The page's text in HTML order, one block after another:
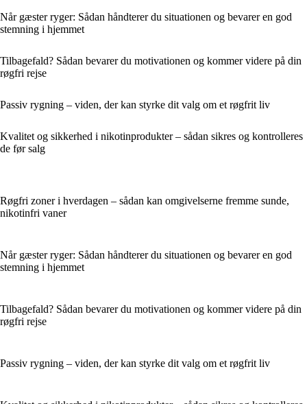
Når gæster ryger: Sådan håndterer du situationen og bevarer en god
stemning i hjemmet
Tilbagefald? Sådan bevarer du motivationen og kommer videre på din
røgfri rejse
Passiv rygning – viden, der kan styrke dit valg om et røgfrit liv
Kvalitet og sikkerhed i nikotinprodukter – sådan sikres og kontrolleres
de før salg
Røgfri zoner i hverdagen – sådan kan omgivelserne fremme sunde,
nikotinfri vaner
Når gæster ryger: Sådan håndterer du situationen og bevarer en god
stemning i hjemmet
Tilbagefald? Sådan bevarer du motivationen og kommer videre på din
røgfri rejse
Passiv rygning – viden, der kan styrke dit valg om et røgfrit liv